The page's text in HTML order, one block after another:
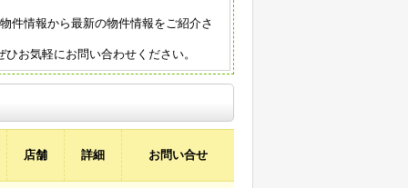
件情報から最新の物件情報をご紹介さ
お気軽にお問い合わせください。
店舗 詳細 お問い合せ